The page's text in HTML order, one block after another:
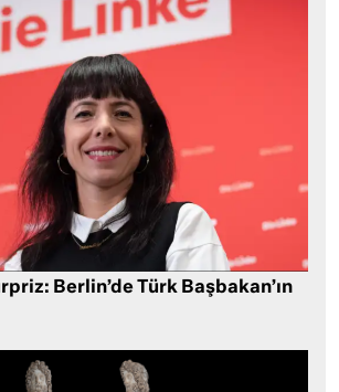
Berlin’de Türk Başbakan’ın